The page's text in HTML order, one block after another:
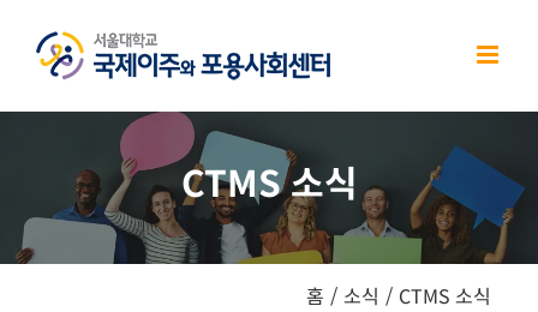
content
CTMS 소식
홈 / 소식 / CTMS 소식